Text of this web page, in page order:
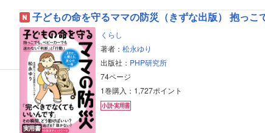
子どもの命を守るママの防災（きずな出版） 抱っこで
実用書
くらし
著者： 松永ゆり
出版社： PHP研究所
74ページ
1巻購入：1,727ポイント